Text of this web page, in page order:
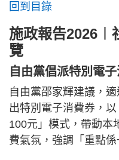
回到目錄
施政報告2026︱
覽
自由黨倡派特別電
自由黨邵家輝建議，
出特別電子消費券，
100元」模式，帶動本
費氣氛，強調「重點